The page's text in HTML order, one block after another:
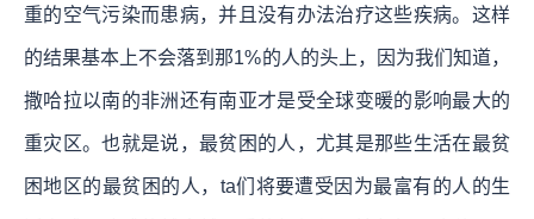
重的空气污染而患病，并且没有办法治疗这些疾病。这样
的结果基本上不会落到那1%的人的头上，因为我们知道，
撒哈拉以南的非洲还有南亚才是受全球变暖的影响最大的
重灾区。也就是说，最贫困的人，尤其是那些生活在最贫
困地区的最贫困的人，ta们将要遭受因为最富有的人的生